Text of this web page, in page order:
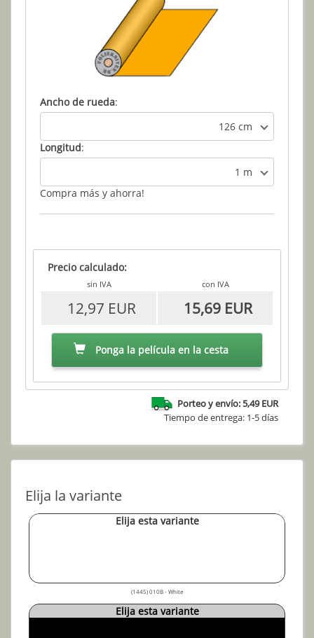
Ancho de rueda:
126 cm
Longitud:
1 m
Compra más y ahorra!
Precio calculado:
sin IVA con IVA
12,97 EUR 15,69 EUR
Ponga la película en la cesta
Porteo y envío: 5,49 EUR
Tiempo de entrega: 1-5 días
Elija la variante
Elija esta variante
(1445) 010B - White
Elija esta variante